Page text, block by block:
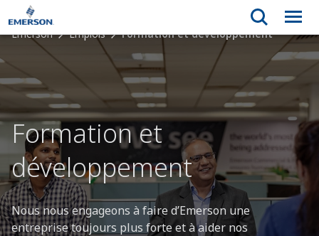
Emerson Emplois Formation et développement
Formation et
développement
Nous nous engageons à faire d’Emerson une
entreprise toujours plus forte et à aider nos